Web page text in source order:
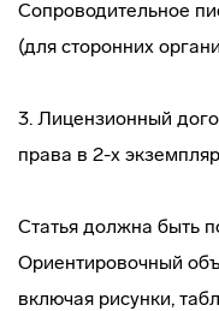
Сопроводительное
(для сторонних
3. Лицензионный
права в 2-х
Статья должна быть
Ориентировочный
включая рисунки,